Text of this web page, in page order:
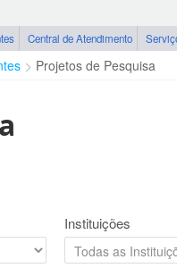
Central de Atendimento
Projetos de Pesquisa
Instituições